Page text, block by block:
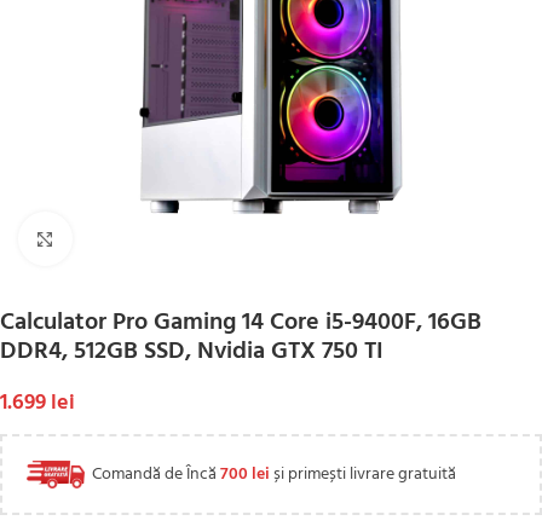
Calculator Pro Gaming 14 Core i5-9400F, 16GB
DDR4, 512GB SSD, Nvidia GTX 750 TI
1.699lei
Comandă de Încă700 leiși primești livrare gratuită